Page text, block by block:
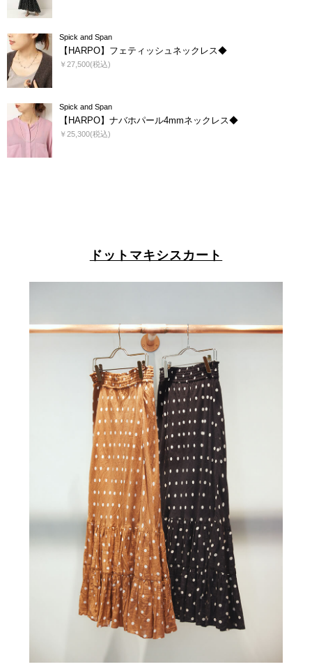
Spick and Span
【HARPO】フェティッシュネックレス◆
￥27,500(税込)
Spick and Span
【HARPO】ナバホパール4mmネックレス◆
￥25,300(税込)
ドットマキシスカート